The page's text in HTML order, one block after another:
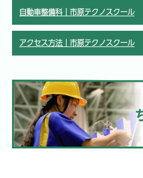
自動車整備科｜市原テクノスクール
アクセス方法｜市原テクノスクール